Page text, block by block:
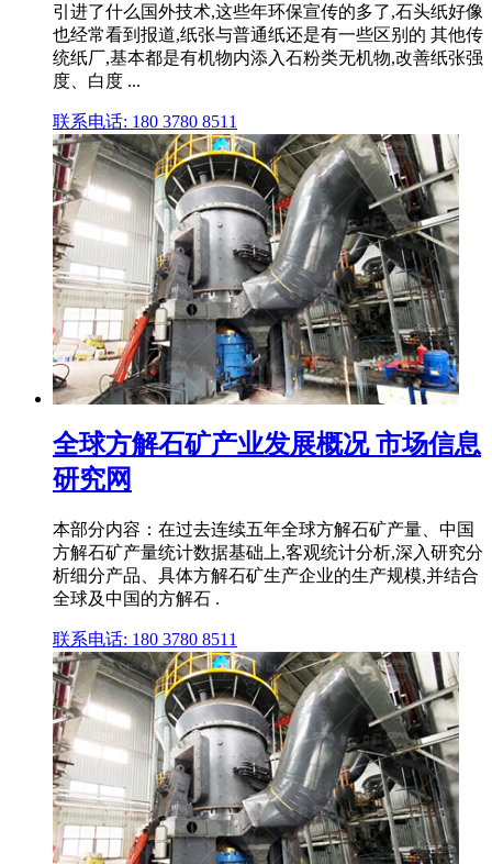
引进了什么国外技术,这些年环保宣传的多了,石头纸好像
也经常看到报道,纸张与普通纸还是有一些区别的 其他传
统纸厂,基本都是有机物内添入石粉类无机物,改善纸张强
度、白度 ...
联系电话: 180 3780 8511
全球方解石矿产业发展概况 市场信息
研究网
本部分内容：在过去连续五年全球方解石矿产量、中国
方解石矿产量统计数据基础上,客观统计分析,深入研究分
析细分产品、具体方解石矿生产企业的生产规模,并结合
全球及中国的方解石 .
联系电话: 180 3780 8511